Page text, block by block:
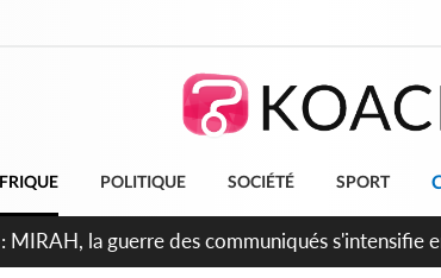
POLITIQUE SOCIÉTÉ SPORT
Indépendance 2026, Thiam plaide pour un